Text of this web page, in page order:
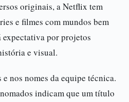
originais, a Netflix tem
e filmes com mundos bem
por projetos
e visual.
e nos nomes da equipe técnica.
indicam que um título